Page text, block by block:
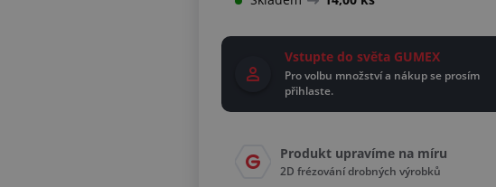
Vstupte do světa GUMEX
Pro volbu množství a nákup se prosím
přihlaste.
Produkt upravíme na míru
2D frézování drobných výrobků